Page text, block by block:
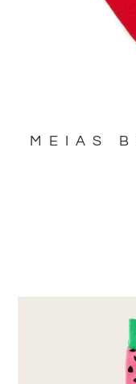
MEIAS